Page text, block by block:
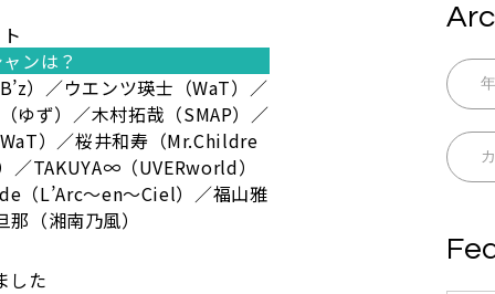
ンは？
）／ウエンツ瑛士（WaT）／
ゆず）／木村拓哉（SMAP）／
）／桜井和寿（Mr.Childre
／TAKUYA∞（UVERworld）
（L’Arc～en～Ciel）／福山雅
（湘南乃風）
した